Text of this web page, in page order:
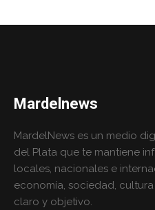
Mardelnews
MardelNews es un medio
del Plata que te mantiene
locales, nacionales e
economía, sociedad,
claro y objetivo.